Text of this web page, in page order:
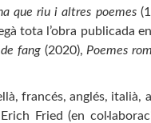
que riu i altres poemes
tota l’obra publicada en
fang(2020), Poemes
francés, anglés, italià,
Fried (en